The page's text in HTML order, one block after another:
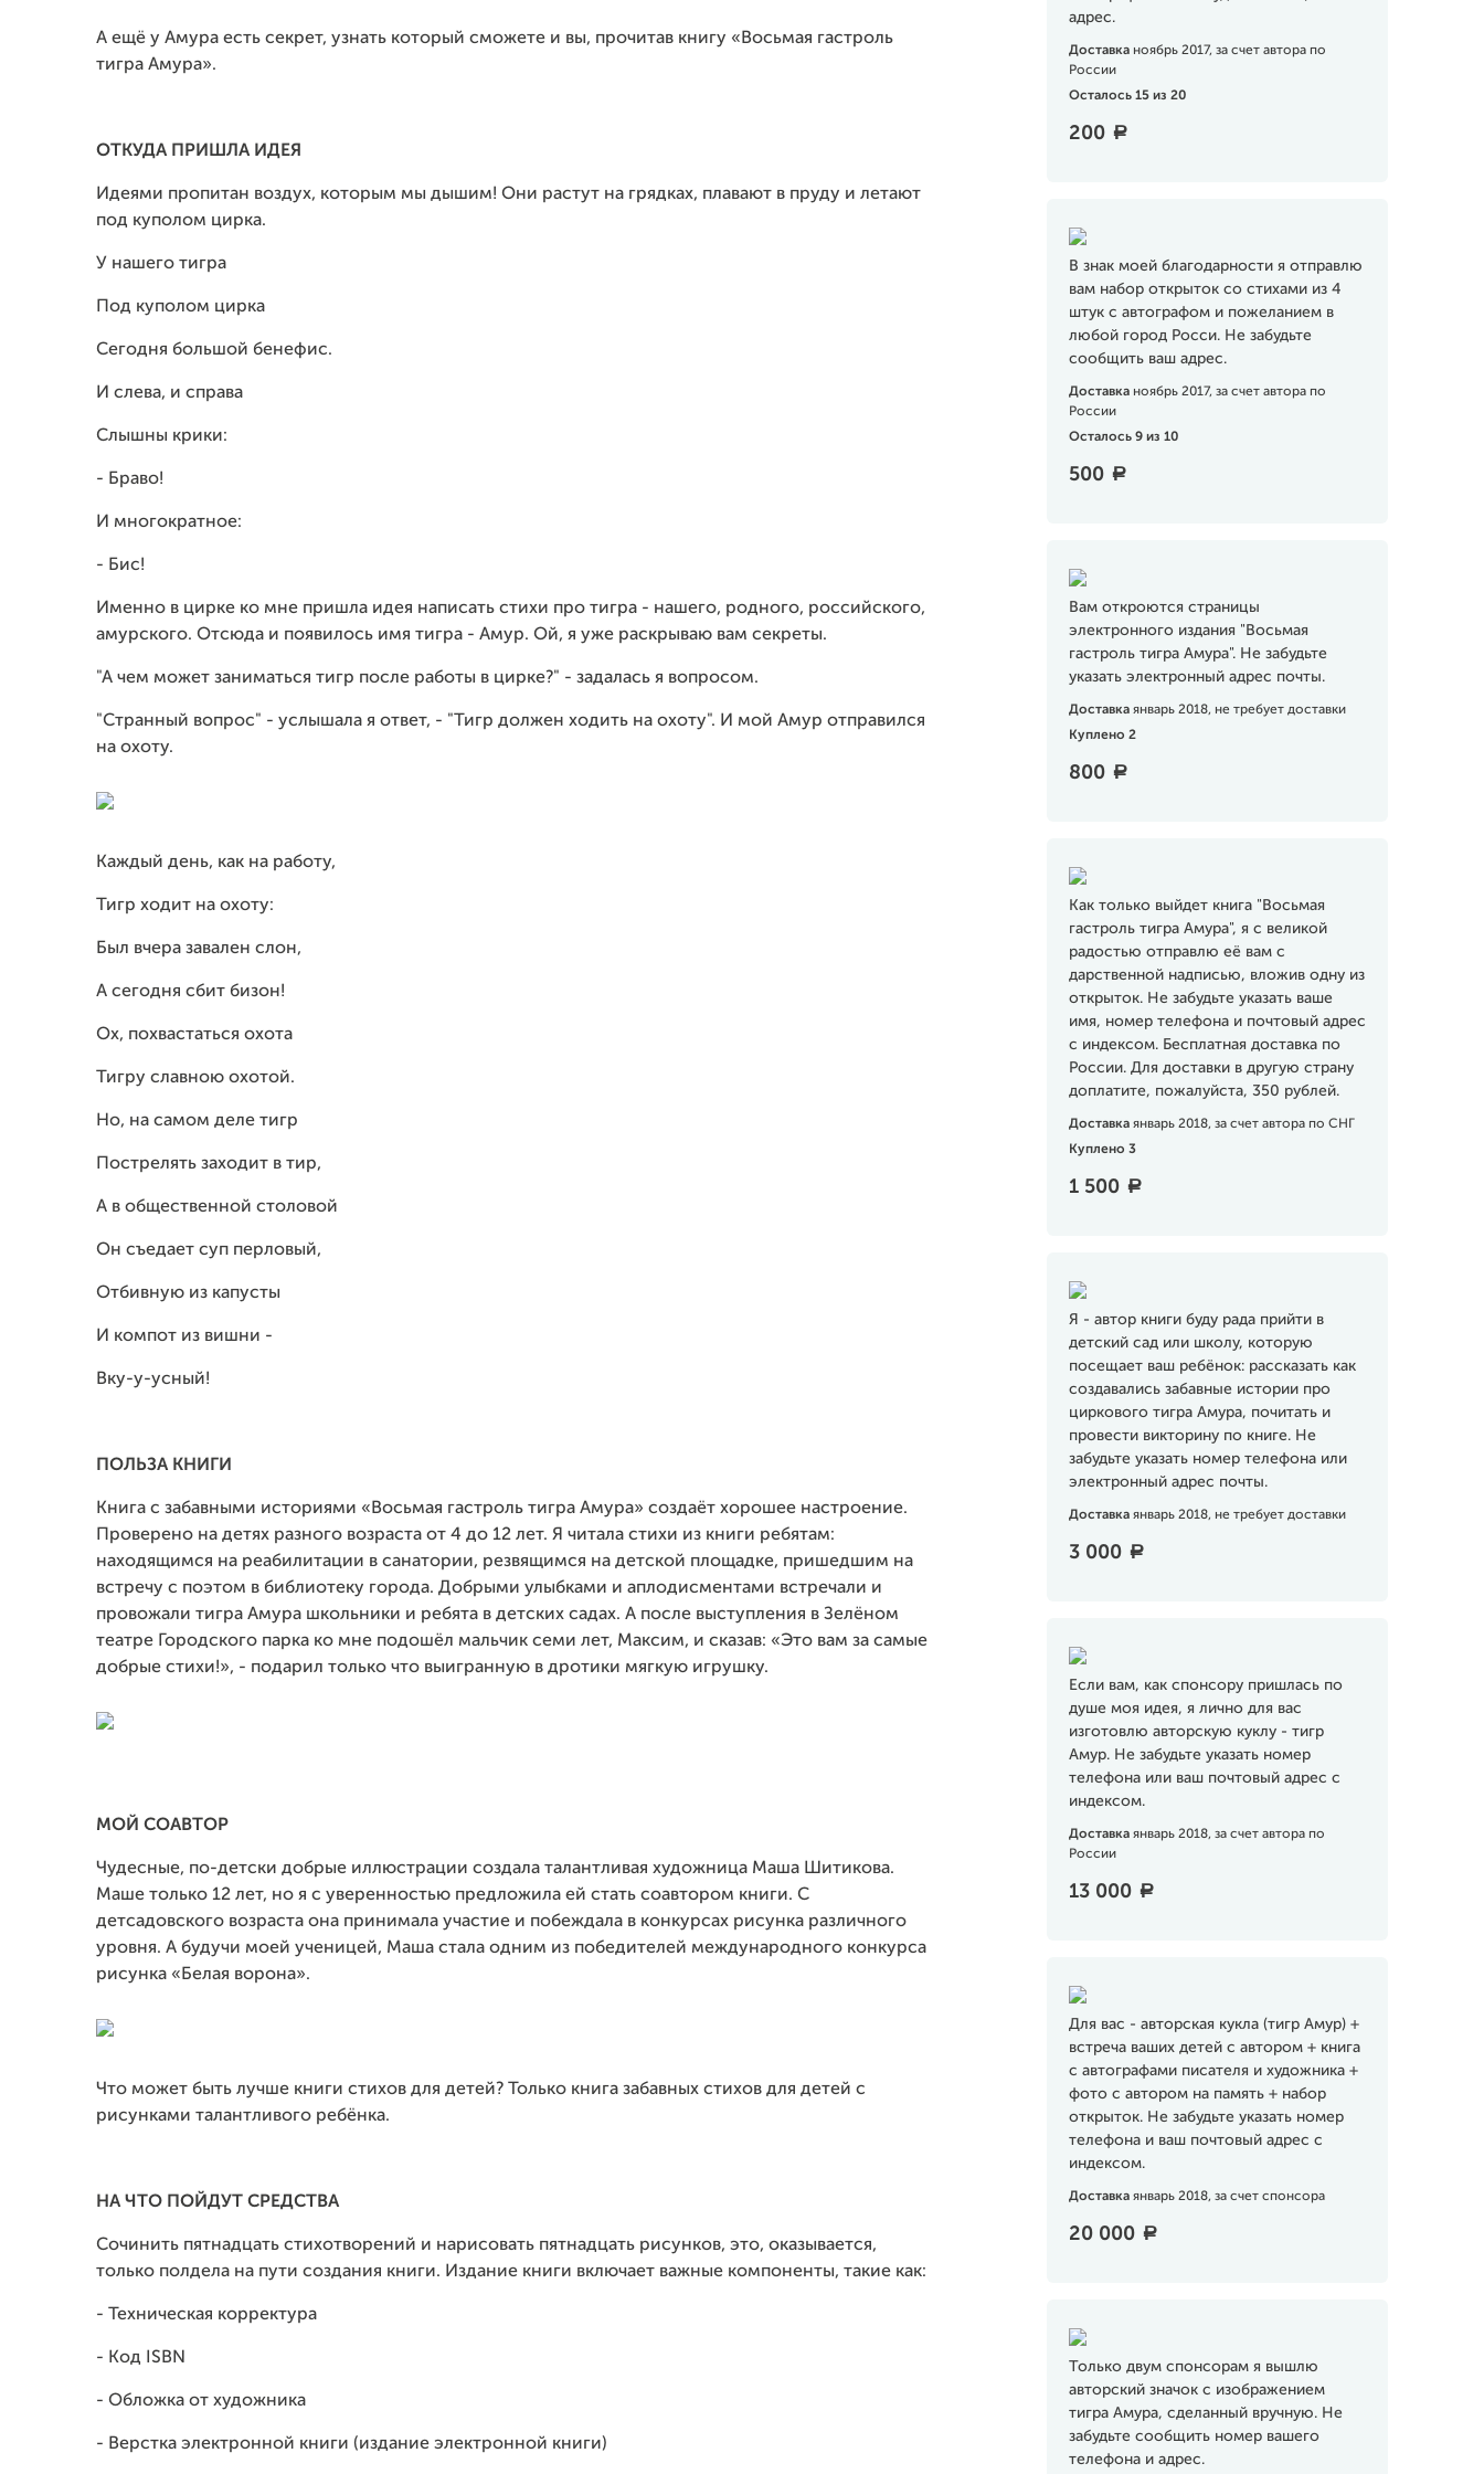
адрес.
Доставка ноябрь 2017, за счет автора по
России
Осталось 15 из 20
200 a
В знак моей благодарности я отправлю
вам набор открыток со стихами из 4
штук с автографом и пожеланием в
любой город Росси. Не забудьте
сообщить ваш адрес.
Доставка ноябрь 2017, за счет автора по
России
Осталось 9 из 10
500 a
Вам откроются страницы
электронного издания "Восьмая
гастроль тигра Амура". Не забудьте
указать электронный адрес почты.
Доставка январь 2018, не требует доставки
Куплено 2
800 a
Как только выйдет книга "Восьмая
гастроль тигра Амура", я с великой
радостью отправлю её вам с
дарственной надписью, вложив одну из
открыток. Не забудьте указать ваше
имя, номер телефона и почтовый адрес
с индексом. Бесплатная доставка по
России. Для доставки в другую страну
доплатите, пожалуйста, 350 рублей.
Доставка январь 2018, за счет автора по СНГ
Куплено 3
1 500 a
Я - автор книги буду рада прийти в
детский сад или школу, которую
посещает ваш ребёнок: рассказать как
создавались забавные истории про
циркового тигра Амура, почитать и
провести викторину по книге. Не
забудьте указать номер телефона или
электронный адрес почты.
Доставка январь 2018, не требует доставки
3 000 a
Если вам, как спонсору пришлась по
душе моя идея, я лично для вас
изготовлю авторскую куклу - тигр
Амур. Не забудьте указать номер
телефона или ваш почтовый адрес с
индексом.
Доставка январь 2018, за счет автора по
России
13 000 a
Для вас - авторская кукла (тигр Амур) +
встреча ваших детей с автором + книга
с автографами писателя и художника +
фото с автором на память + набор
открыток. Не забудьте указать номер
телефона и ваш почтовый адрес с
индексом.
Доставка январь 2018, за счет спонсора
20 000 a
Только двум спонсорам я вышлю
авторский значок с изображением
тигра Амура, сделанный вручную. Не
забудьте сообщить номер вашего
телефона и адрес.
А ещё у Амура есть секрет, узнать который сможете и вы, прочитав книгу «Восьмая гастроль
тигра Амура».
ОТКУДА ПРИШЛА ИДЕЯ
Идеями пропитан воздух, которым мы дышим! Они растут на грядках, плавают в пруду и летают
под куполом цирка.
У нашего тигра
Под куполом цирка
Сегодня большой бенефис.
И слева, и справа
Слышны крики:
- Браво!
И многократное:
- Бис!
Именно в цирке ко мне пришла идея написать стихи про тигра - нашего, родного, российского,
амурского. Отсюда и появилось имя тигра - Амур. Ой, я уже раскрываю вам секреты.
"А чем может заниматься тигр после работы в цирке?" - задалась я вопросом.
"Странный вопрос" - услышала я ответ, - "Тигр должен ходить на охоту". И мой Амур отправился
на охоту.
Каждый день, как на работу,
Тигр ходит на охоту:
Был вчера завален слон,
А сегодня сбит бизон!
Ох, похвастаться охота
Тигру славною охотой.
Но, на самом деле тигр
Пострелять заходит в тир,
А в общественной столовой
Он съедает суп перловый,
Отбивную из капусты
И компот из вишни -
Вку-у-усный!
ПОЛЬЗА КНИГИ
Книга с забавными историями «Восьмая гастроль тигра Амура» создаёт хорошее настроение.
Проверено на детях разного возраста от 4 до 12 лет. Я читала стихи из книги ребятам:
находящимся на реабилитации в санатории, резвящимся на детской площадке, пришедшим на
встречу с поэтом в библиотеку города. Добрыми улыбками и аплодисментами встречали и
провожали тигра Амура школьники и ребята в детских садах. А после выступления в Зелёном
театре Городского парка ко мне подошёл мальчик семи лет, Максим, и сказав: «Это вам за самые
добрые стихи!», - подарил только что выигранную в дротики мягкую игрушку.
МОЙ СОАВТОР
Чудесные, по-детски добрые иллюстрации создала талантливая художница Маша Шитикова.
Маше только 12 лет, но я с уверенностью предложила ей стать соавтором книги. С
детсадовского возраста она принимала участие и побеждала в конкурсах рисунка различного
уровня. А будучи моей ученицей, Маша стала одним из победителей международного конкурса
рисунка «Белая ворона».
Что может быть лучше книги стихов для детей? Только книга забавных стихов для детей с
рисунками талантливого ребёнка.
НА ЧТО ПОЙДУТ СРЕДСТВА
Сочинить пятнадцать стихотворений и нарисовать пятнадцать рисунков, это, оказывается,
только полдела на пути создания книги. Издание книги включает важные компоненты, такие как:
- Техническая корректура
- Код ISBN
- Обложка от художника
- Верстка электронной книги (издание электронной книги)